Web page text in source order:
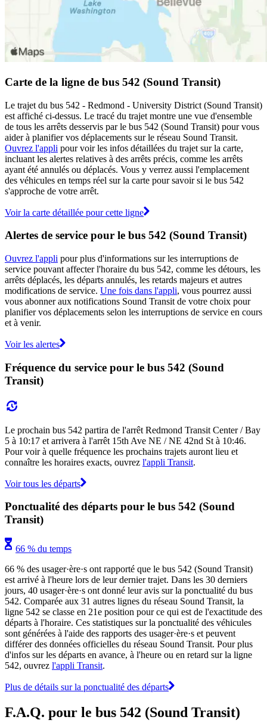
Carte de la ligne de bus 542 (Sound Transit)
Le trajet du bus 542 - Redmond - University District (Sound Transit)
est affiché ci-dessus. Le tracé du trajet montre une vue d'ensemble
de tous les arrêts desservis par le bus 542 (Sound Transit) pour vous
aider à planifier vos déplacements sur le réseau Sound Transit.
Ouvrez l'appli pour voir les infos détaillées du trajet sur la carte,
incluant les alertes relatives à des arrêts précis, comme les arrêts
ayant été annulés ou déplacés. Vous y verrez aussi l'emplacement
des véhicules en temps réel sur la carte pour savoir si le bus 542
s'approche de votre arrêt.
Voir la carte détaillée pour cette ligne
Alertes de service pour le bus 542 (Sound Transit)
Ouvrez l'appli pour plus d'informations sur les interruptions de
service pouvant affecter l'horaire du bus 542, comme les détours, les
arrêts déplacés, les départs annulés, les retards majeurs et autres
modifications de service. Une fois dans l'appli, vous pourrez aussi
vous abonner aux notifications Sound Transit de votre choix pour
planifier vos déplacements selon les interruptions de service en cours
et à venir.
Voir les alertes
Fréquence du service pour le bus 542 (Sound
Transit)
Le prochain bus 542 partira de l'arrêt Redmond Transit Center / Bay
5 à 10:17 et arrivera à l'arrêt 15th Ave NE / NE 42nd St à 10:46.
Pour voir à quelle fréquence les prochains trajets auront lieu et
connaître les horaires exacts, ouvrez l'appli Transit.
Voir tous les départs
Ponctualité des départs pour le bus 542 (Sound
Transit)
66 % du temps
66 % des usager·ère·s ont rapporté que le bus 542 (Sound Transit)
est arrivé à l'heure lors de leur dernier trajet. Dans les 30 derniers
jours, 40 usager·ère·s ont donné leur avis sur la ponctualité du bus
542. Comparée aux 31 autres lignes du réseau Sound Transit, la
ligne 542 se classe en 21e position pour ce qui est de l'exactitude des
départs à l'horaire. Ces statistiques sur la ponctualité des véhicules
sont générées à l'aide des rapports des usager·ère·s et peuvent
différer des données officielles du réseau Sound Transit. Pour plus
d'infos sur les départs en avance, à l'heure ou en retard sur la ligne
542, ouvrez l'appli Transit.
Plus de détails sur la ponctualité des départs
F.A.Q. pour le bus 542 (Sound Transit)